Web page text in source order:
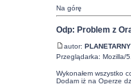
Na górę
Odp: Problem z
autor: PLANETARNY
Przeglądarka: Mozilla/
Wykonałem wszystko
Dodam iż na Operze